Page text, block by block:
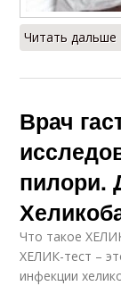
Читать
Врач
пилори.
Что такое
ХЕЛИК-тест –
инфекции